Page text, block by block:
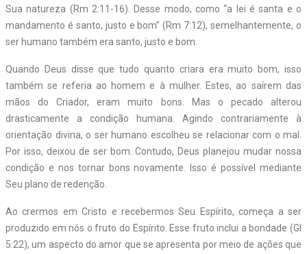
Sua natureza (Rm 2:11-16). Desse modo, como “a lei é santa e o
mandamento é santo, justo e bom” (Rm 7:12), semelhantemente, o
ser humano também era santo, justo e bom.
Quando Deus disse que tudo quanto criara era muito bom, isso
também se referia ao homem e à mulher. Estes, ao saírem das
mãos do Criador, eram muito bons. Mas o pecado alterou
drasticamente a condição humana. Agindo contrariamente à
orientação divina, o ser humano escolheu se relacionar com o mal.
Por isso, deixou de ser bom. Contudo, Deus planejou mudar nossa
condição e nos tornar bons novamente. Isso é possível mediante
Seu plano de redenção.
Ao crermos em Cristo e recebermos Seu Espírito, começa a ser
produzido em nós o fruto do Espírito. Esse fruto inclui a bondade (Gl
5:22), um aspecto do amor que se apresenta por meio de ações que